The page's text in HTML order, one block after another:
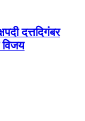
दत्तदिगंबर
विजय